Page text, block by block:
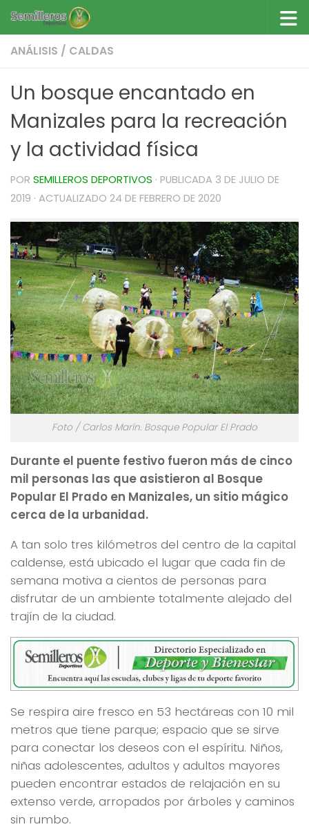
Saltar al contenido
ANÁLISIS / CALDAS
Un bosque encantado en
Manizales para la recreación
y la actividad física
POR SEMILLEROS DEPORTIVOS · PUBLICADA 3 DE JULIO DE
2019 · ACTUALIZADO 24 DE FEBRERO DE 2020
Foto / Carlos Marín. Bosque Popular El Prado
Durante el puente festivo fueron más de cinco
mil personas las que asistieron al Bosque
Popular El Prado en Manizales, un sitio mágico
cerca de la urbanidad.
A tan solo tres kilómetros del centro de la capital
caldense, está ubicado el lugar que cada fin de
semana motiva a cientos de personas para
disfrutar de un ambiente totalmente alejado del
trajín de la ciudad.
Se respira aire fresco en 53 hectáreas con 10 mil
metros que tiene parque; espacio que se sirve
para conectar los deseos con el espíritu. Niños,
niñas adolescentes, adultos y adultos mayores
pueden encontrar estados de relajación en su
extenso verde, arropados por árboles y caminos
sin rumbo.